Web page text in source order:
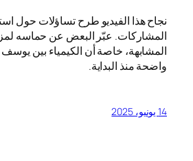
نجاح هذا الفيديو طرح تساؤلات حول
المشاركات. عبّر البعض عن حماسه
المشابهة، خاصة أن الكيمياء بين
واضحة منذ البداية.
14 يونيو، 2025